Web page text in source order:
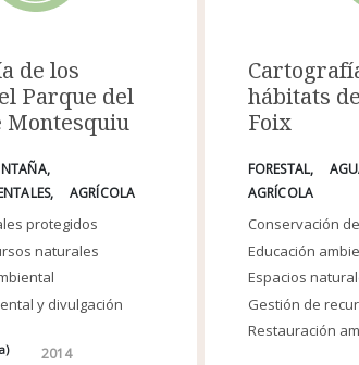
de los
Parque del
Montesquiu
AGRÍCOLA
protegidos
naturales
y divulgación
2014
hábitats
Foix
FORESTAL
AGRÍCOLA
Conservación
Educación
Espacios
Gestión de
Restauración